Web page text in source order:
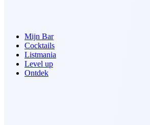
Mijn Bar
Cocktails
Listmania
Level up
Ontdek